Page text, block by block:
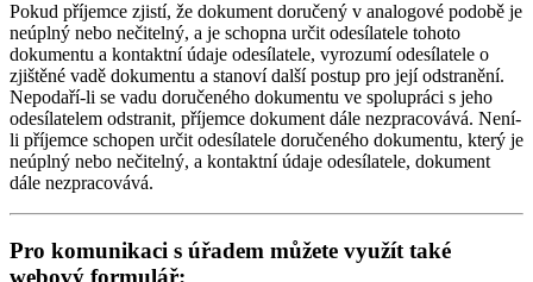
Pokud příjemce zjistí, že dokument doručený v analogové podobě je
neúplný nebo nečitelný, a je schopna určit odesílatele tohoto
dokumentu a kontaktní údaje odesílatele, vyrozumí odesílatele o
zjištěné vadě dokumentu a stanoví další postup pro její odstranění.
Nepodaří-li se vadu doručeného dokumentu ve spolupráci s jeho
odesílatelem odstranit, příjemce dokument dále nezpracovává. Není-
li příjemce schopen určit odesílatele doručeného dokumentu, který je
neúplný nebo nečitelný, a kontaktní údaje odesílatele, dokument
dále nezpracovává.
Pro komunikaci s úřadem můžete využít také
webový formulář: